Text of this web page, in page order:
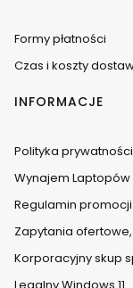
Formy płatności
Czas i koszty
INFORMACJE
Polityka prywatności
Wynajem Laptopów
Regulamin promocji
Zapytania
Korporacyjny skup